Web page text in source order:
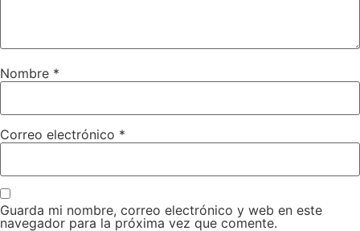
Nombre *
Correo electrónico *
Guarda mi nombre, correo electrónico y web en este
navegador para la próxima vez que comente.